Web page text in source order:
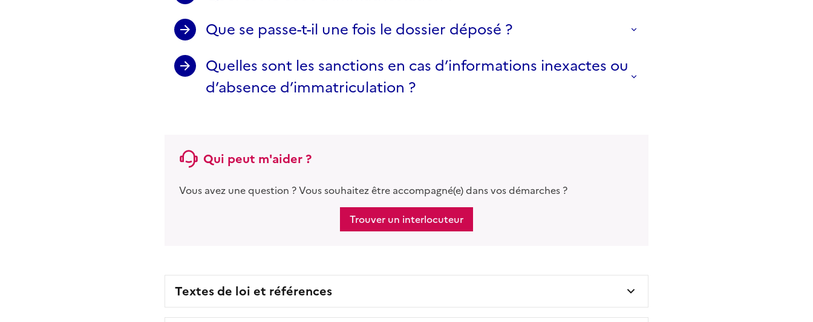
Que se passe-t-il une fois le dossier déposé ?
Quelles sont les sanctions en cas d’informations inexactes ou
d’absence d’immatriculation ?
Qui peut m'aider ?
Vous avez une question ? Vous souhaitez être accompagné(e) dans vos démarches ?
Trouver un interlocuteur
Textes de loi et références